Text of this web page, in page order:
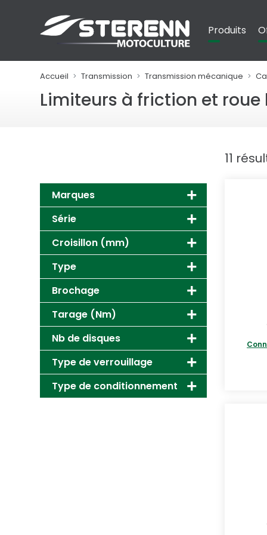
Produits
Accueil Transmission Transmission mécanique
Limiteurs à friction et roue
Marques
Série
Croisillon (mm)
Type
Brochage
Tarage (Nm)
Nb de disques
Type de verrouillage
Type de conditionnement
11